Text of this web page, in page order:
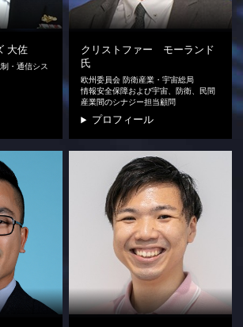
大佐
・通信シス
クリストファー モーランド
氏
欧州委員会 防衛産業・宇宙総局
情報安全保障および宇宙、防衛、民間
産業間のシナジー担当顧問
プロフィール